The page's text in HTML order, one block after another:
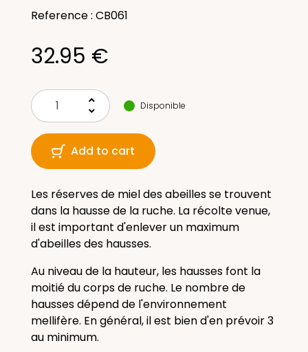
Reference : CB061
32.95 €
keyboard_arrow_up
keyboard_arrow_down
Disponible
Add to cart
Les réserves de miel des abeilles se trouvent
dans la hausse de la ruche. La récolte venue,
il est important d'enlever un maximum
d'abeilles des hausses.
Au niveau de la hauteur, les hausses font la
moitié du corps de ruche. Le nombre de
hausses dépend de l'environnement
mellifère. En général, il est bien d'en prévoir 3
au minimum.